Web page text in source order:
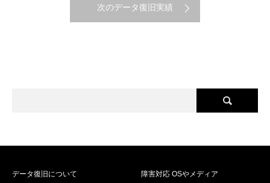
次のデータ復旧実績
データ復旧について 障害対応 OSやメディア